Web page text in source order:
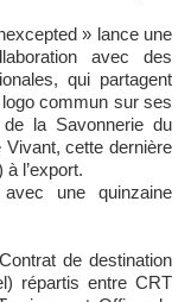
» lance une
avec des
qui partagent
commun sur ses
la Savonnerie du
cette dernière
l’export.
une quinzaine
de destination
répartis entre CRT